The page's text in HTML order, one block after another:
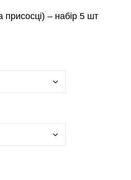
присосці) – набір 5 шт